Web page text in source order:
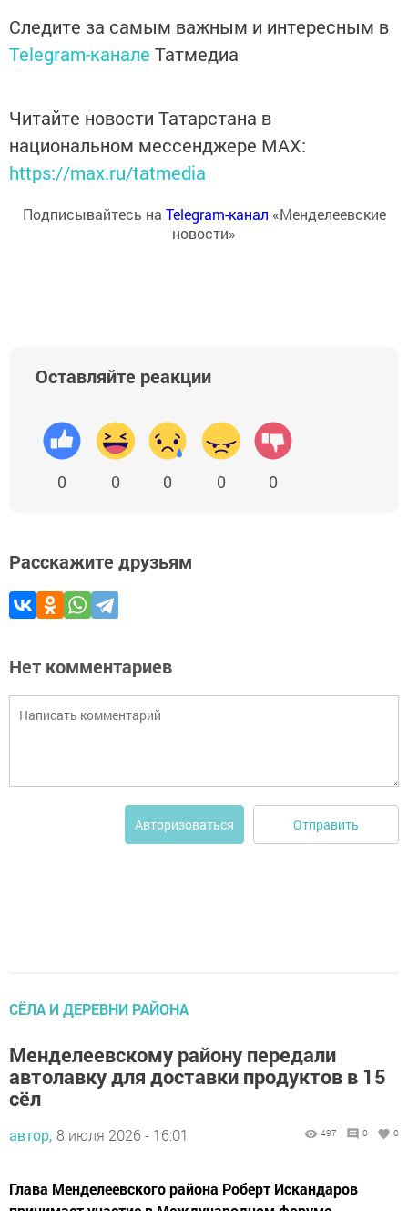
Следите за самым важным и интересным в
Telegram-канале Татмедиа
Читайте новости Татарстана в
национальном мессенджере MАХ:
https://max.ru/tatmedia
Подписывайтесь на Telegram-канал «Менделеевские
новости»
Оставляйте реакции
0 0 0 0 0
Расскажите друзьям
Нет комментариев
Авторизоваться Отправить
СЁЛА И ДЕРЕВНИ РАЙОНА
Менделеевскому району передали
автолавку для доставки продуктов в 15
сёл
автор, 8 июля 2026 - 16:01 497 0 0
Глава Менделеевского района Роберт Искандаров